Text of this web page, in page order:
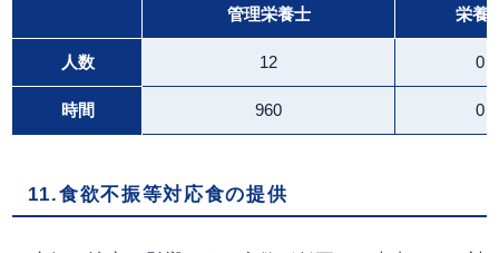
管理栄養士 栄養
人数 12 0
時間 960 0
11.食欲不振等対応食の提供